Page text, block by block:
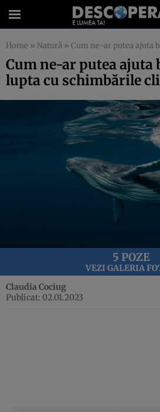
Home » Natură » Cum ne-ar putea ajuta balenele
Cum ne-ar putea ajuta
lupta cu schimbările
5 POZE
VEZI GALERIA
Claudia Cociug
Publicat: 02.01.2023